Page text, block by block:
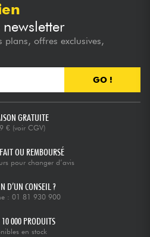
plans, offres exclusives,
GO !
GRATUITE
€ (voir CGV)
OU REMBOURSÉ
pour changer d’avis
D’UN CONSEIL ?
: 01 81 930 900
000 PRODUITS
en stock